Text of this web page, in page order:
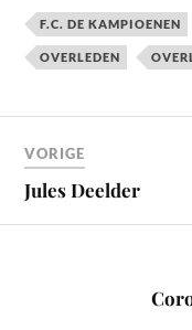
F.C. DE KAMPIOENEN
OVERLEDEN
VORIGE
Jules Deelder